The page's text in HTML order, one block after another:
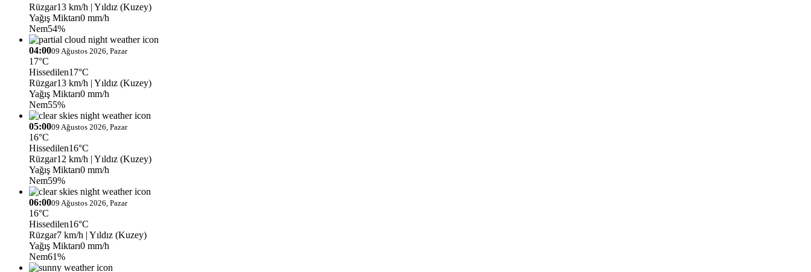
Rüzgar13 km/h | Yıldız (Kuzey)
Yağış Miktarı0 mm/h
Nem54%
04:0009 Ağustos 2026, Pazar
17°C
Hissedilen17°C
Rüzgar13 km/h | Yıldız (Kuzey)
Yağış Miktarı0 mm/h
Nem55%
05:0009 Ağustos 2026, Pazar
16°C
Hissedilen16°C
Rüzgar12 km/h | Yıldız (Kuzey)
Yağış Miktarı0 mm/h
Nem59%
06:0009 Ağustos 2026, Pazar
16°C
Hissedilen16°C
Rüzgar7 km/h | Yıldız (Kuzey)
Yağış Miktarı0 mm/h
Nem61%